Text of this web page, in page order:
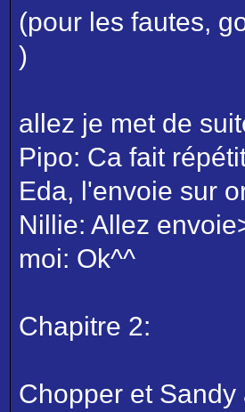
(pour les fautes,
)
allez je met de
Pipo: Ca fait
Eda, l'envoie sur
Nillie: Allez
moi: Ok^^
Chapitre 2:
Chopper et